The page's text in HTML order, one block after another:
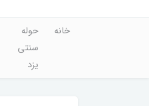
خانه
حوله
سنتی
یزد